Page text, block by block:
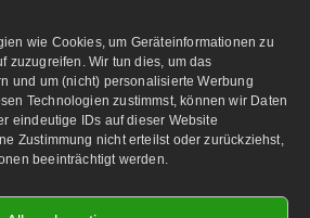
wie Cookies, um Geräteinformationen zu
zuzugreifen. Wir tun dies, um das
und um (nicht) personalisierte Werbung
Technologien zustimmst, können wir Daten
eindeutige IDs auf dieser Website
Zustimmung nicht erteilst oder zurückziehst,
beeinträchtigt werden.